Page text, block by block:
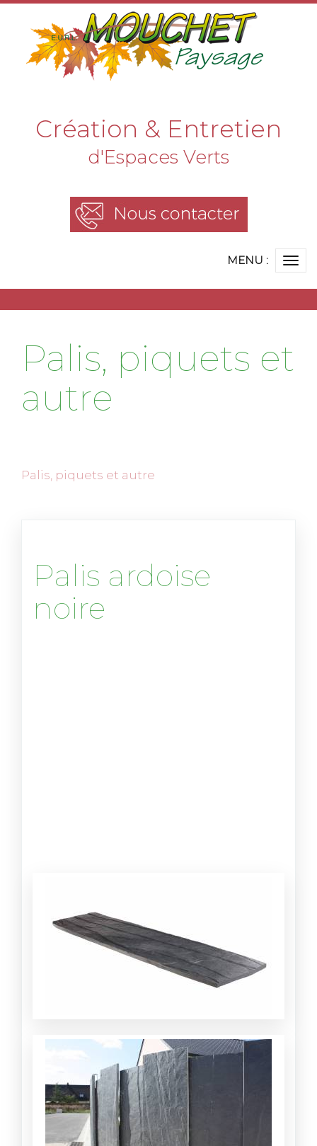
Création & Entretien
d'Espaces Verts
MENU :
Palis, piquets et
autre
palis, piquets et autre
Palis ardoise
noire